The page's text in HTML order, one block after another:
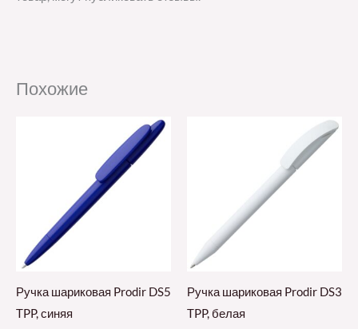
Похожие
Ручка шариковая Prodir DS5
TPP, синяя
Ручка шариковая Prodir DS3
TPP, белая